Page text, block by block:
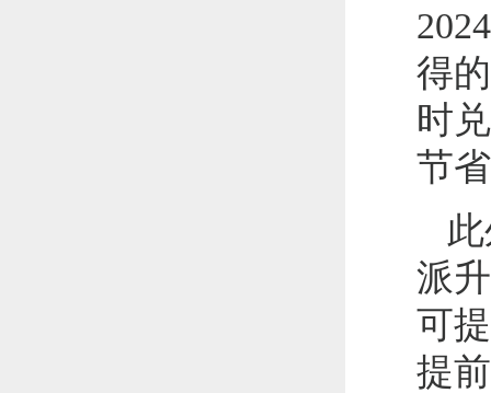
得
时
节
派
可
提